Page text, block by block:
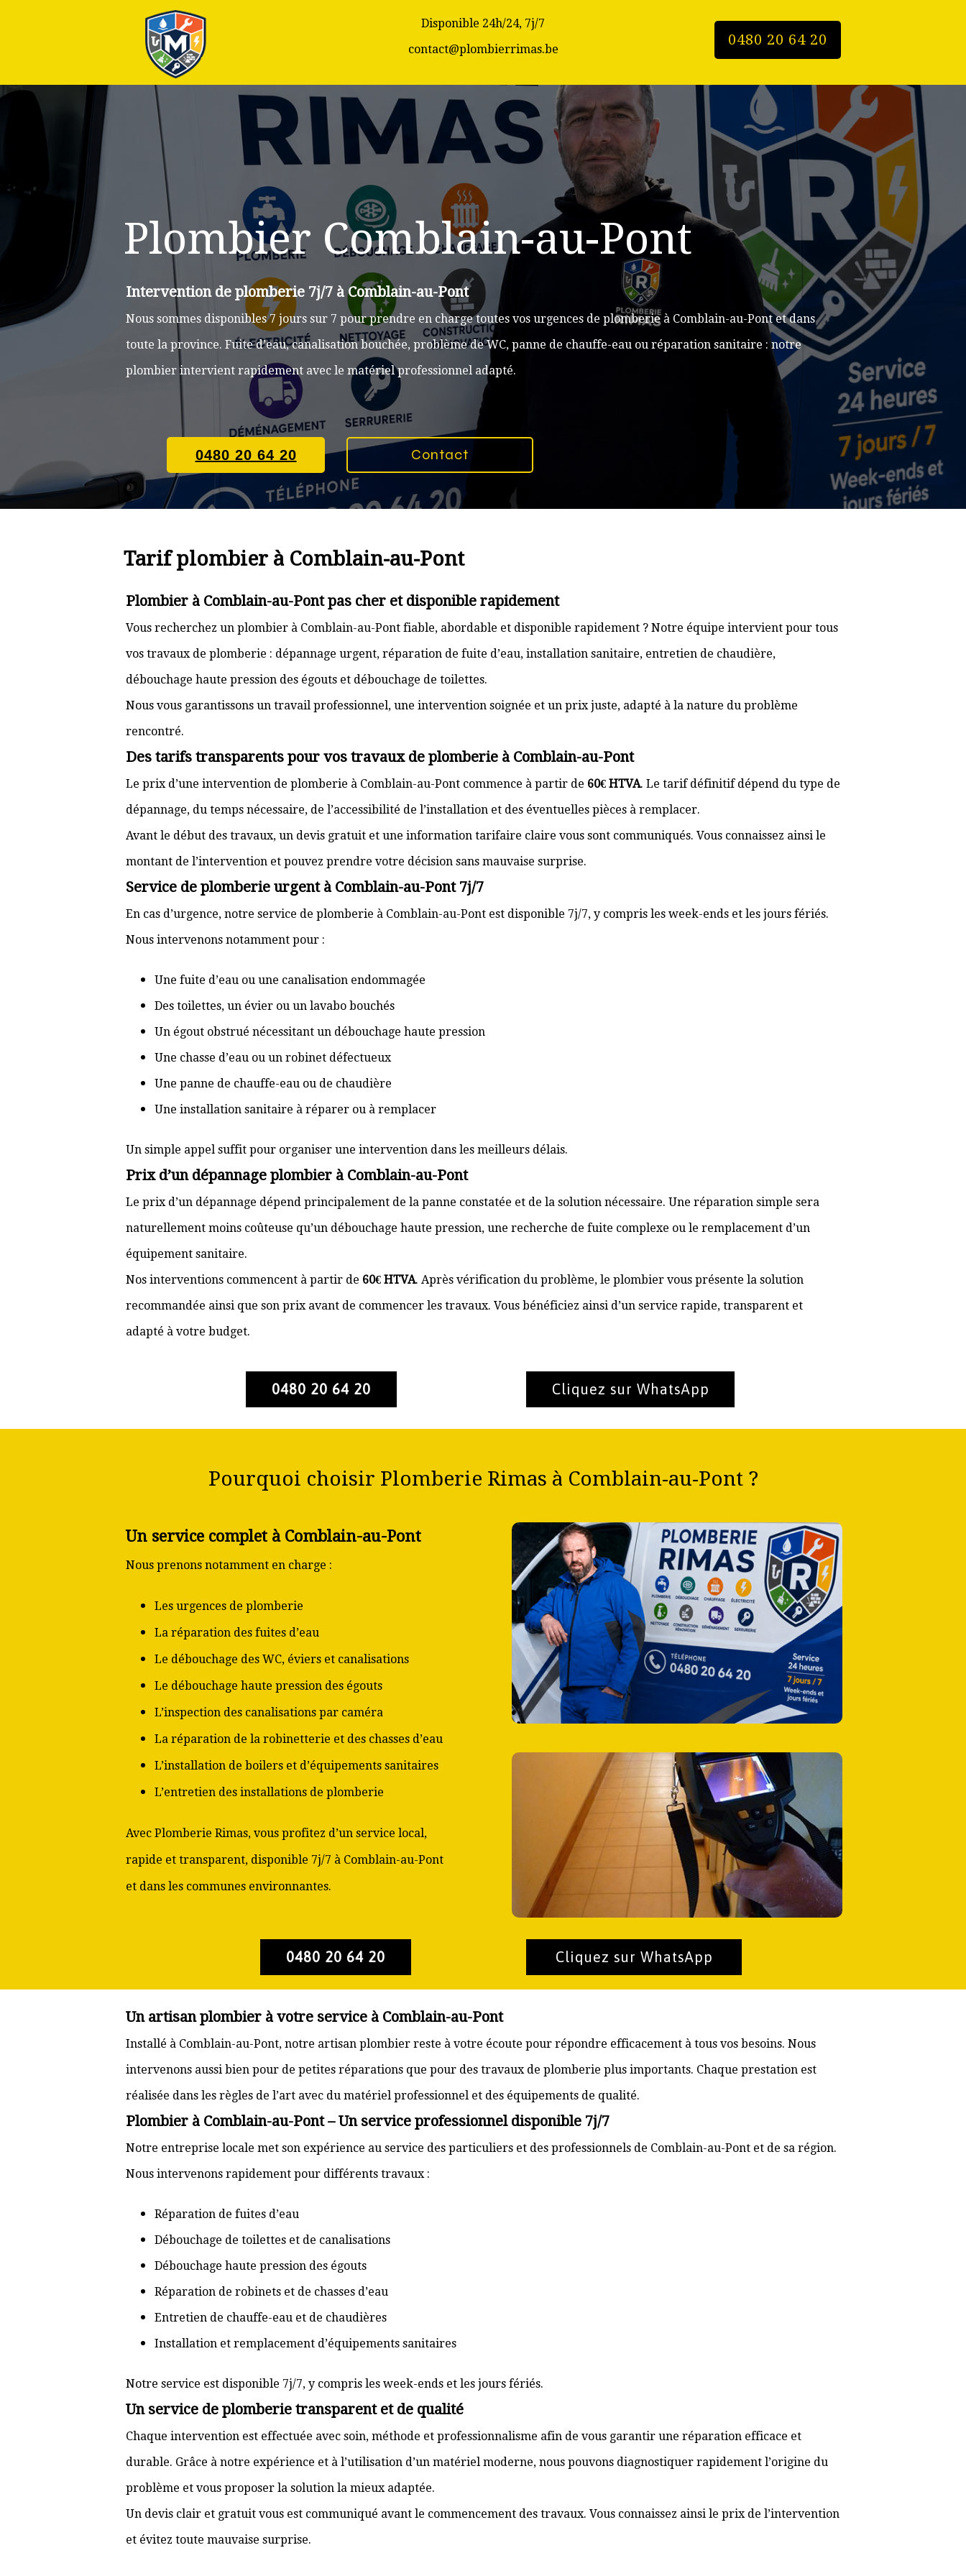
0480 20 64 20
Disponible 24h/24, 7j/7
contact@plombierrimas.be
Plombier Comblain-au-Pont
Intervention de plomberie 7j/7 à Comblain-au-Pont
Nous sommes disponibles 7 jours sur 7 pour prendre en charge toutes vos urgences de plomberie à Comblain-au-Pont et dans
toute la province. Fuite d’eau, canalisation bouchée, problème de WC, panne de chauffe-eau ou réparation sanitaire : notre
plombier intervient rapidement avec le matériel professionnel adapté.
0480 20 64 20 Contact
Tarif plombier à Comblain-au-Pont
Plombier à Comblain-au-Pont pas cher et disponible rapidement
Vous recherchez un plombier à Comblain-au-Pont fiable, abordable et disponible rapidement ? Notre équipe intervient pour tous
vos travaux de plomberie : dépannage urgent, réparation de fuite d’eau, installation sanitaire, entretien de chaudière,
débouchage haute pression des égouts et débouchage de toilettes.
Nous vous garantissons un travail professionnel, une intervention soignée et un prix juste, adapté à la nature du problème
rencontré.
Des tarifs transparents pour vos travaux de plomberie à Comblain-au-Pont
Le prix d’une intervention de plomberie à Comblain-au-Pont commence à partir de 60€ HTVA. Le tarif définitif dépend du type de
dépannage, du temps nécessaire, de l’accessibilité de l’installation et des éventuelles pièces à remplacer.
Avant le début des travaux, un devis gratuit et une information tarifaire claire vous sont communiqués. Vous connaissez ainsi le
montant de l’intervention et pouvez prendre votre décision sans mauvaise surprise.
Service de plomberie urgent à Comblain-au-Pont 7j/7
En cas d’urgence, notre service de plomberie à Comblain-au-Pont est disponible 7j/7, y compris les week-ends et les jours fériés.
Nous intervenons notamment pour :
Une fuite d’eau ou une canalisation endommagée
Des toilettes, un évier ou un lavabo bouchés
Un égout obstrué nécessitant un débouchage haute pression
Une chasse d’eau ou un robinet défectueux
Une panne de chauffe-eau ou de chaudière
Une installation sanitaire à réparer ou à remplacer
Un simple appel suffit pour organiser une intervention dans les meilleurs délais.
Prix d’un dépannage plombier à Comblain-au-Pont
Le prix d’un dépannage dépend principalement de la panne constatée et de la solution nécessaire. Une réparation simple sera
naturellement moins coûteuse qu’un débouchage haute pression, une recherche de fuite complexe ou le remplacement d’un
équipement sanitaire.
Nos interventions commencent à partir de 60€ HTVA. Après vérification du problème, le plombier vous présente la solution
recommandée ainsi que son prix avant de commencer les travaux. Vous bénéficiez ainsi d’un service rapide, transparent et
adapté à votre budget.
0480 20 64 20 Cliquez sur WhatsApp
Pourquoi choisir Plomberie Rimas à Comblain-au-Pont ?
Un service complet à Comblain-au-Pont
Nous prenons notamment en charge :
Les urgences de plomberie
La réparation des fuites d’eau
Le débouchage des WC, éviers et canalisations
Le débouchage haute pression des égouts
L’inspection des canalisations par caméra
La réparation de la robinetterie et des chasses d’eau
L’installation de boilers et d’équipements sanitaires
L’entretien des installations de plomberie
Avec Plomberie Rimas, vous profitez d’un service local,
rapide et transparent, disponible 7j/7 à Comblain-au-Pont
et dans les communes environnantes.
0480 20 64 20 Cliquez sur WhatsApp
Un artisan plombier à votre service à Comblain-au-Pont
Installé à Comblain-au-Pont, notre artisan plombier reste à votre écoute pour répondre efficacement à tous vos besoins. Nous
intervenons aussi bien pour de petites réparations que pour des travaux de plomberie plus importants. Chaque prestation est
réalisée dans les règles de l’art avec du matériel professionnel et des équipements de qualité.
Plombier à Comblain-au-Pont – Un service professionnel disponible 7j/7
Notre entreprise locale met son expérience au service des particuliers et des professionnels de Comblain-au-Pont et de sa région.
Nous intervenons rapidement pour différents travaux :
Réparation de fuites d’eau
Débouchage de toilettes et de canalisations
Débouchage haute pression des égouts
Réparation de robinets et de chasses d’eau
Entretien de chauffe-eau et de chaudières
Installation et remplacement d’équipements sanitaires
Notre service est disponible 7j/7, y compris les week-ends et les jours fériés.
Un service de plomberie transparent et de qualité
Chaque intervention est effectuée avec soin, méthode et professionnalisme afin de vous garantir une réparation efficace et
durable. Grâce à notre expérience et à l’utilisation d’un matériel moderne, nous pouvons diagnostiquer rapidement l’origine du
problème et vous proposer la solution la mieux adaptée.
Un devis clair et gratuit vous est communiqué avant le commencement des travaux. Vous connaissez ainsi le prix de l’intervention
et évitez toute mauvaise surprise.